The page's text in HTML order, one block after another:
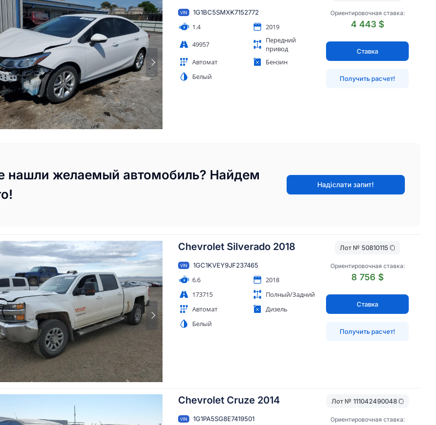
VIN 1G1BC5SMXK7152772
1.4
2019
49957
Передний
привод
Автомат
Бензин
Белый
Ориентировочная ставка:
4 443 $
Ставка
Получить расчет!
нашли желаемый автомобиль? Найдем
Надіслати запит!
Chevrolet Silverado 2018
VIN 1GC1KVEY9JF237465
6.6
2018
173715
Полный/Задний
Автомат
Дизель
Белый
Лот № 50810115
Ориентировочная ставка:
8 756 $
Ставка
Получить расчет!
Chevrolet Cruze 2014
VIN 1G1PA5SG8E7419501
Лот № 111042490048
Ориентировочная ставка: